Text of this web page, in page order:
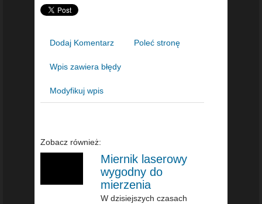
Dodaj Komentarz Poleć stronę
Wpis zawiera błędy
Modyfikuj wpis
Zobacz również:
Miernik laserowy
wygodny do
mierzenia
W dzisiejszych czasach